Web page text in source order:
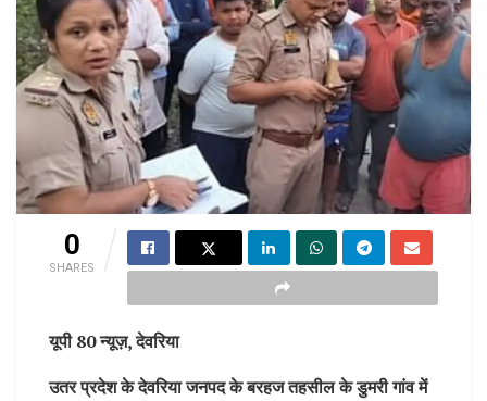
0
SHARES
यूपी 80 न्यूज़, देवरिया
उतर प्रदेश के देवरिया जनपद के बरहज तहसील के डुमरी गांव में